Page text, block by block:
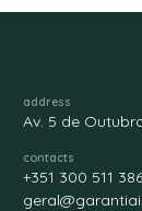
address
Av. 5 de
contacts
+351 300 511 386